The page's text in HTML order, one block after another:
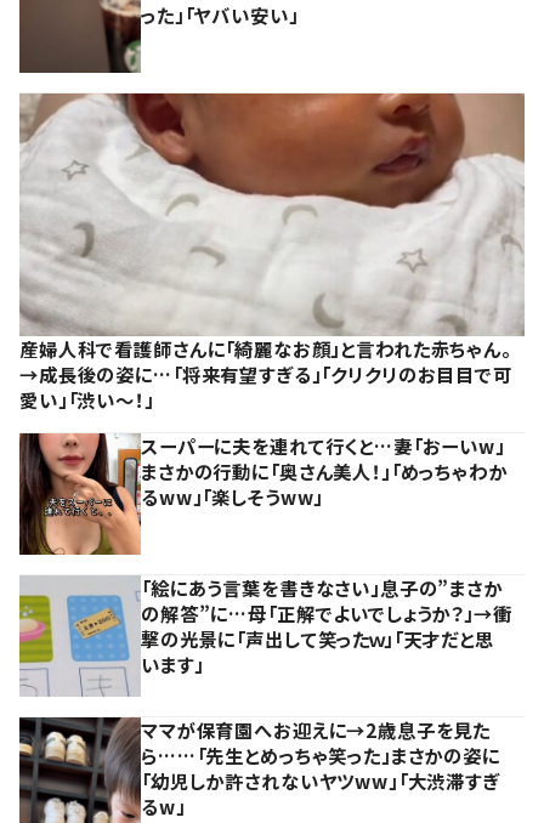
った」「ヤバい安い」
産婦人科で看護師さんに「綺麗なお顔」と言われた赤ちゃん。
→成長後の姿に…「将来有望すぎる」「クリクリのお目目で可
愛い」「渋い～！」
スーパーに夫を連れて行くと…妻「おーいw」
まさかの行動に「奥さん美人！」「めっちゃわか
るww」「楽しそうww」
「絵にあう言葉を書きなさい」息子の”まさか
の解答”に…母「正解でよいでしょうか？」→衝
撃の光景に「声出して笑ったｗ」「天才だと思
います」
ママが保育園へお迎えに→2歳息子を見た
ら……「先生とめっちゃ笑った」まさかの姿に
「幼児しか許されないヤツww」「大渋滞すぎ
るw」